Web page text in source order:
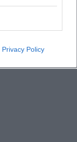
Privacy Policy